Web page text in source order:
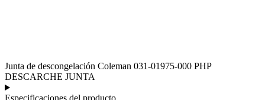
Junta de descongelación Coleman 031-01975-000 PHP
DESCARCHE JUNTA